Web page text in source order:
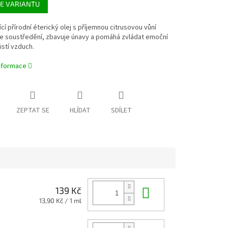
VARIANTU
přírodní éterický olej s příjemnou citrusovou vůní
soustředění, zbavuje únavy a pomáhá zvládat emoční
vzduch.
ZEPTAT SE HLÍDAT SDÍLET
139 Kč
Měrná
13,90 Kč / 1 ml